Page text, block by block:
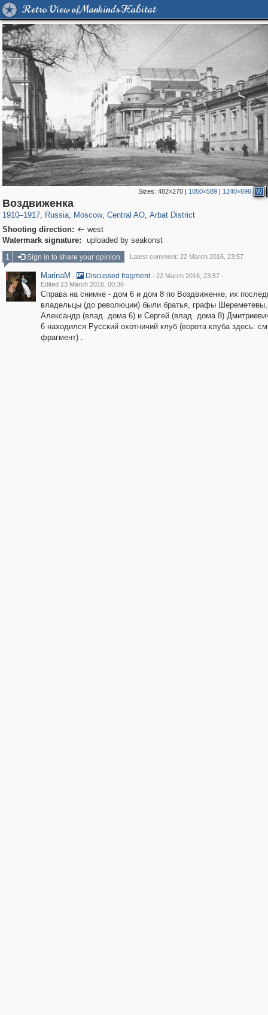
Retro View of Mankind's Habitat
Sizes: 482×270| 1050×589| 1240×696 W
Воздвиженка
1910–1917, Russia
1,407,641
, Moscow
319,920
, Central AO, Arbat District
Shooting direction:  west
Watermark signature:
uploaded by seakonst
1
Sign in to share your opinion Latest comment: 22 March 2016, 23:57
MarinaM · Discussed fragment · 22 March 2016, 23:57 ·
Edited 23 March 2016, 00:36
Справа на снимке - дом 6 и дом 8 по Воздвиженке, их
владельцы (до революции) были братья, графы Шереметевы,
Александр (влад. дома 6) и Сергей (влад. дома 8)
6 находился Русский охотничий клуб (ворота клуба здесь:
фрагмент) .